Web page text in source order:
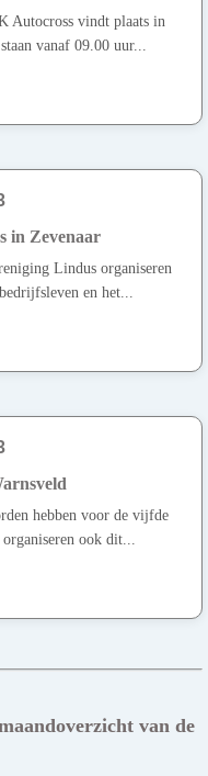
Autocross vindt plaats in
vanaf 09.00 uur...
in Zevenaar
Lindus organiseren
en het...
hebben voor de vijfde
ook dit...
van de